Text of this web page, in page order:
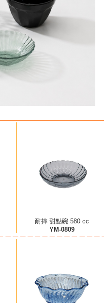
耐摔 甜點碗 580 cc
YM-0809